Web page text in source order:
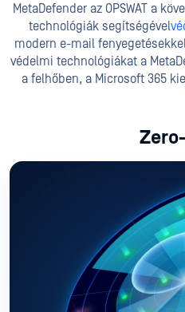
MetaDefender az OPSWAT a
technológiák segítségével
modern e-mail
védelmi technológiákat a
a felhőben, a Microsoft 365